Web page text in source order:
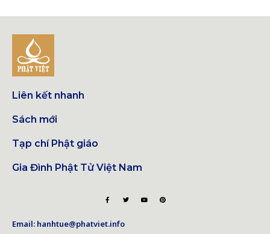
Liên kết nhanh
Sách mới
Tạp chí Phật giáo
Gia Đình Phật Tử Việt Nam
Email: hanhtue@phatviet.info